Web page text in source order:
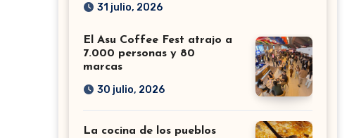
31 julio, 2026
El Asu Coffee Fest atrajo a
7.000 personas y 80
marcas
30 julio, 2026
La cocina de los pueblos